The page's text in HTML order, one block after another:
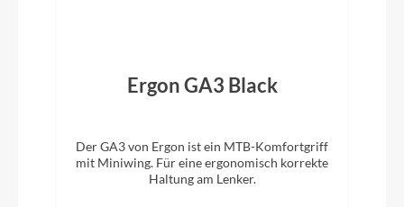
Hinterrad Nabe
Sattelklemme
Ergon GA3 Black
Der GA3 von Ergon ist ein MTB-Komfortgriff
mit Miniwing. Für eine ergonomisch korrekte
Haltung am Lenker.